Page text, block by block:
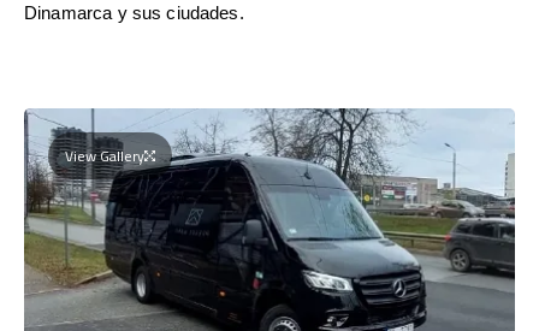
Dinamarca y sus ciudades.
View Gallery